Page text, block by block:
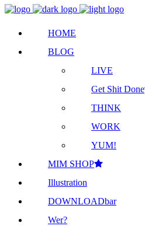
HOME
BLOG
LIVE
Get Shit Done
THINK
WORK
YUM!
MIM SHOP
Illustration
DOWNLOADbar
Wer?